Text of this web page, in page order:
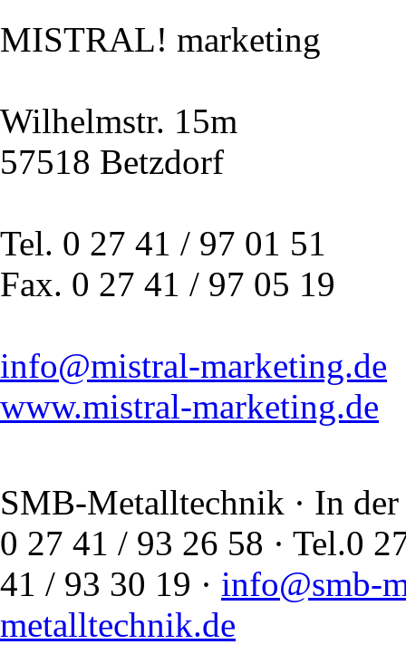
MISTRAL! marketing
Wilhelmstr. 15m
57518 Betzdorf
Tel. 0 27 41 / 97 01 51
Fax. 0 27 41 / 97 05 19
info@mistral-marketing.de
www.mistral-marketing.de
SMB-Metalltechnik · In der
0 27 41 / 93 26 58 ·
41 / 93 30 19 · info@smb-
metalltechnik.de